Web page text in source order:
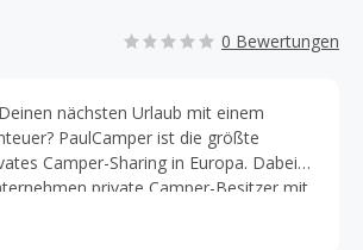
0 Bewertungen
nächsten Urlaub mit einem
PaulCamper ist die größte
Camper-Sharing in Europa. Dabei
private Camper-Besitzer mit
selber kein Camping-Fahrzeug
Campingbus etc.) besitzen.